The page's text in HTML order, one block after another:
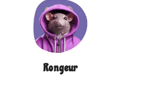
Rongeur